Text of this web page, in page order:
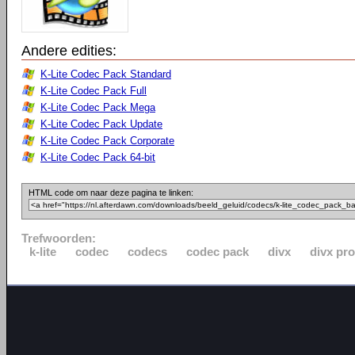
Andere edities:
K-Lite Codec Pack Standard
K-Lite Codec Pack Full
K-Lite Codec Pack Mega
K-Lite Codec Pack Update
K-Lite Codec Pack Corporate
K-Lite Codec Pack 64-bit
HTML code om naar deze pagina te linken:
Trefwoorden:
k-lite
codec codecs codec pack divx divx pro